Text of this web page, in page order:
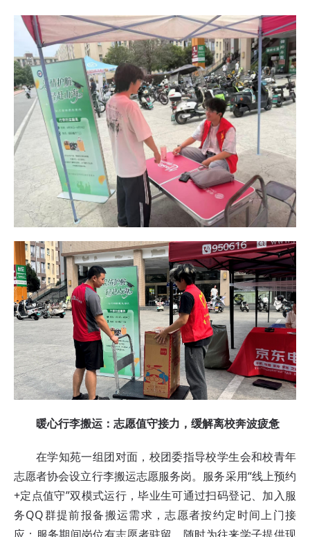
暖心行李搬运：志愿值守接力，缓解离校奔波疲惫
在学知苑一组团对面，校团委指导校学生会和校青年
志愿者协会设立行李搬运志愿服务岗。服务采用“线上预约
+定点值守”双模式运行，毕业生可通过扫码登记、加入服
务QQ群提前报备搬运需求，志愿者按约定时间上门接